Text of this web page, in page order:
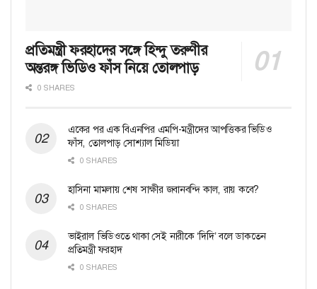
প্রতিমন্ত্রী ফরহাদের সঙ্গে হিন্দু তরুণীর
অন্তরঙ্গ ভিডিও ফাঁস নিয়ে তোলপাড়
0 SHARES
একের পর এক বিএনপির এমপি-মন্ত্রীদের আপত্তিকর ভিডিও
ফাঁস, তোলপাড় সোশ্যাল মিডিয়া
0 SHARES
হাসিনা মামলায় শেষ সাক্ষীর জবানবন্দি কাল, রায় কবে?
0 SHARES
ভাইরাল ভিডিওতে থাকা সেই নারীকে ‘দিদি’ বলে ডাকতেন
প্রতিমন্ত্রী ফরহাদ
0 SHARES